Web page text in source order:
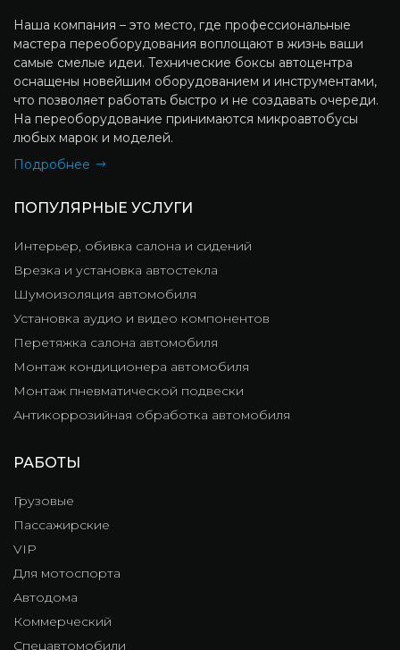
Наша компания – это место, где профессиональные
мастера переоборудования воплощают в жизнь ваши
самые смелые идеи. Технические боксы автоцентра
оснащены новейшим оборудованием и инструментами,
что позволяет работать быстро и не создавать очереди.
На переоборудование принимаются микроавтобусы
любых марок и моделей.
Подробнее
ПОПУЛЯРНЫЕ УСЛУГИ
Интерьер, обивка салона и сидений
Врезка и установка автостекла
Шумоизоляция автомобиля
Установка аудио и видео компонентов
Перетяжка салона автомобиля
Монтаж кондиционера автомобиля
Монтаж пневматической подвески
Антикоррозийная обработка автомобиля
РАБОТЫ
Грузовые
Пассажирские
VIP
Для мотоспорта
Автодома
Коммерческий
Спецавтомобили